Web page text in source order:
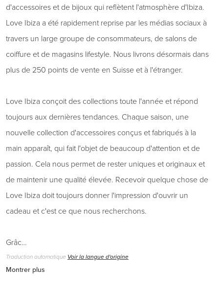
d'accessoires et de bijoux qui reflètent l'atmosphère d'Ibiza.
Love Ibiza a été rapidement reprise par les médias sociaux à
travers un large groupe de consommateurs, de salons de
coiffure et de magasins lifestyle. Nous livrons désormais dans
plus de 250 points de vente en Suisse et à l'étranger.
Love Ibiza conçoit des collections toute l'année et répond
toujours aux dernières tendances. Chaque saison, une
nouvelle collection d'accessoires conçus et fabriqués à la
main apparaît, qui fait l'objet de beaucoup d'attention et de
passion. Cela nous permet de rester uniques et originaux et
de maintenir une qualité élevée. Recevoir quelque chose de
Love Ibiza doit toujours donner l'impression d'ouvrir un
cadeau et c'est ce que nous recherchons.
Grâc…
Traduction automatique Voir la langue d'origine
Montrer plus